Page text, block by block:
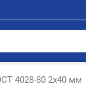
4028-80 2х40 мм